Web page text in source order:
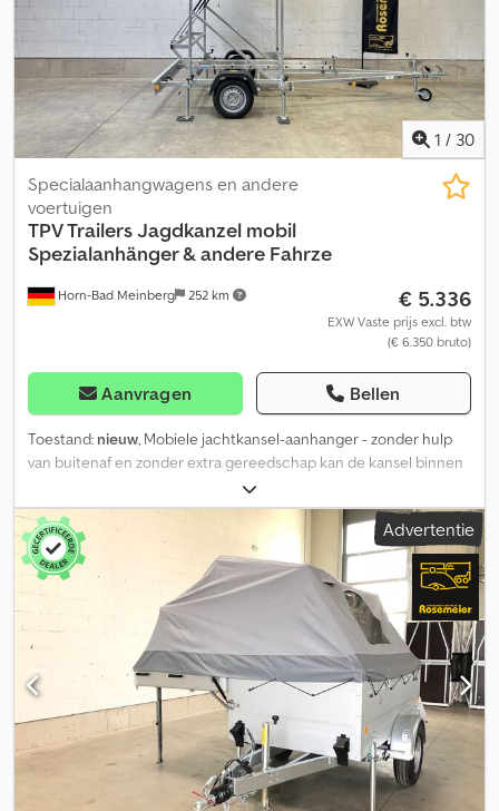
hoog Diefstalbeveiliging met slot Ladingsnet Neuswiel voor
1 / 30
Horn-Bad Meinberg 252 km
Specialaanhangwagens en andere
voertuigen
TPV TrailersJagdkanzel mobil
Spezialanhänger & andere Fahrze
€ 5.336
EXW Vaste prijs excl. btw
(€ 6.350 bruto)
Aanvragen Bellen
Toestand: nieuw, Mobiele jachtkansel-aanhanger - zonder hulp
van buitenaf en zonder extra gereedschap kan de kansel binnen
3-5 minuten, dankzij ondersteuning van 3 gasdrukveren, worden
opgezet en weer afgebouwd. Ideaal voor het verkennen van
nieuwe jachtgebieden, drijf- en drukjachten in gastgebieden en
voor de eendenjacht. Het lage eigengewicht maakt het mogelijk
om de kansel ter plaatse nog handmatig te verplaatsen. Dankzij
de 4 draaibare stelpoten kan de aanhanger ook op oneffen
terrein goed worden uitgelijnd. Het frame van de kansel is
gemaakt van thermisch verzinkt staal, de wanden zijn vervaardigd
uit 30 mm dikke, thermisch geïsoleerde wandpanelen
(buitenzijde groen, binnenzijde wit). De kansel is bereikbaar via
een ladder, die aan de kansel wordt bevestigd. De deur is voorzien
van stevige handgrepen en opent naar binnen. De kansel
beschikt over een grote raamopening aan de voorzijde en twee
extra raamopeningen aan de linker- en rechterzijde. De
Advertentie